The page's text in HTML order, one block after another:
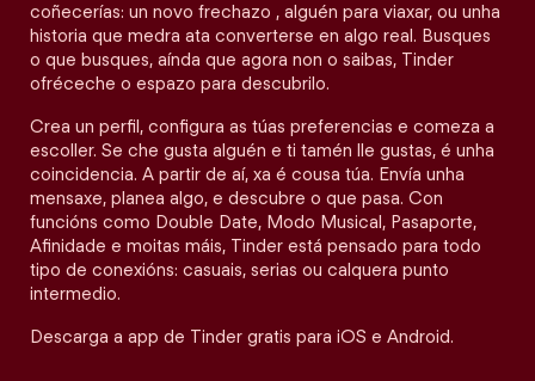
coñecerías: un novo frechazo , alguén para viaxar, ou unha
historia que medra ata converterse en algo real. Busques
o que busques, aínda que agora non o saibas, Tinder
ofréceche o espazo para descubrilo.
Crea un perfil, configura as túas preferencias e comeza a
escoller. Se che gusta alguén e ti tamén lle gustas, é unha
coincidencia. A partir de aí, xa é cousa túa. Envía unha
mensaxe, planea algo, e descubre o que pasa. Con
funcións como Double Date, Modo Musical, Pasaporte,
Afinidade e moitas máis, Tinder está pensado para todo
tipo de conexións: casuais, serias ou calquera punto
intermedio.
Descarga a app de Tinder gratis para iOS e Android.